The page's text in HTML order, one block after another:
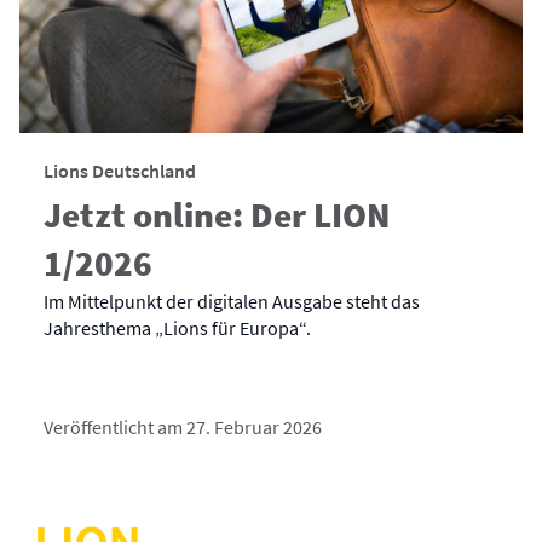
Lions Deutschland
Jetzt online: Der LION
1/2026
Im Mittelpunkt der digitalen Ausgabe steht das
Jahresthema „Lions für Europa“.
Veröffentlicht am 27. Februar 2026